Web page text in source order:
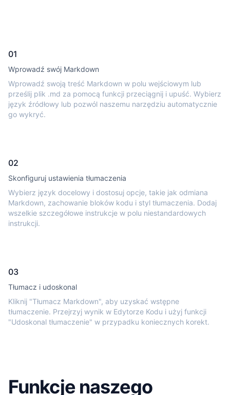
01
Wprowadź swój Markdown
Wprowadź swoją treść Markdown w polu wejściowym lub
prześlij plik .md za pomocą funkcji przeciągnij i upuść. Wybierz
język źródłowy lub pozwól naszemu narzędziu automatycznie
go wykryć.
02
Skonfiguruj ustawienia tłumaczenia
Wybierz język docelowy i dostosuj opcje, takie jak odmiana
Markdown, zachowanie bloków kodu i styl tłumaczenia. Dodaj
wszelkie szczegółowe instrukcje w polu niestandardowych
instrukcji.
03
Tłumacz i udoskonal
Kliknij "Tłumacz Markdown", aby uzyskać wstępne
tłumaczenie. Przejrzyj wynik w Edytorze Kodu i użyj funkcji
"Udoskonal tłumaczenie" w przypadku koniecznych korekt.
Funkcje naszego